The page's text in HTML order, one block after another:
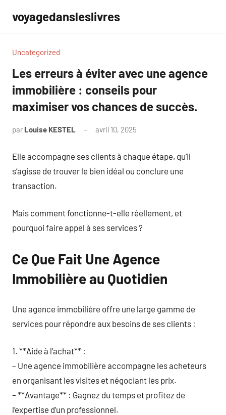
contenu
voyagedansleslivres
Uncategorized
Les erreurs à éviter avec une agence
immobilière : conseils pour
maximiser vos chances de succès.
par Louise KESTEL avril 10, 2025
Elle accompagne ses clients à chaque étape, qu’il
s’agisse de trouver le bien idéal ou conclure une
transaction.
Mais comment fonctionne-t-elle réellement, et
pourquoi faire appel à ses services ?
Ce Que Fait Une Agence
Immobilière au Quotidien
Une agence immobilière offre une large gamme de
services pour répondre aux besoins de ses clients :
1. **Aide à l’achat** :
– Une agence immobilière accompagne les acheteurs
en organisant les visites et négociant les prix.
– **Avantage** : Gagnez du temps et profitez de
l’expertise d’un professionnel.